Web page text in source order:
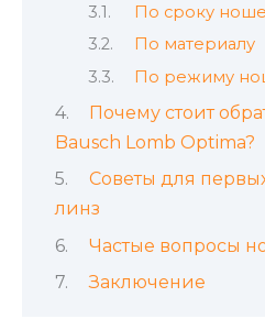
По сроку
По материалу
По режиму
Почему стоит
Bausch Lomb Optima?
Советы для
линз
Частые вопросы
Заключение